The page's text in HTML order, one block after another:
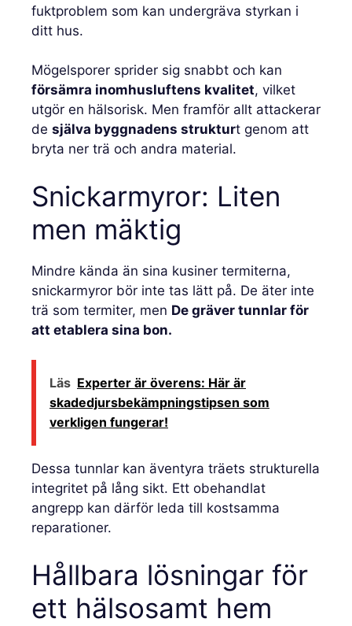
fuktproblem som kan undergräva styrkan i
ditt hus.
Mögelsporer sprider sig snabbt och kan
försämra inomhusluftens kvalitet, vilket
utgör en hälsorisk. Men framför allt attackerar
de själva byggnadens strukturt genom att
bryta ner trä och andra material.
Snickarmyror: Liten
men mäktig
Mindre kända än sina kusiner termiterna,
snickarmyror bör inte tas lätt på. De äter inte
trä som termiter, men De gräver tunnlar för
att etablera sina bon.
Läs Experter är överens: Här är
skadedjursbekämpningstipsen som
verkligen fungerar!
Dessa tunnlar kan äventyra träets strukturella
integritet på lång sikt. Ett obehandlat
angrepp kan därför leda till kostsamma
reparationer.
Hållbara lösningar för
ett hälsosamt hem